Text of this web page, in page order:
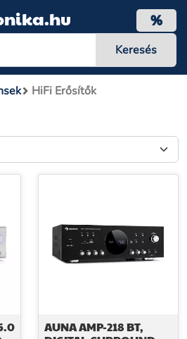
%
HiFi Erősítők
AUNA AMP-218 BT,